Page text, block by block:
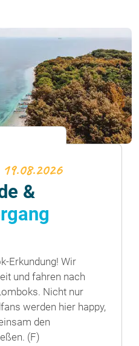
&
Erkundung! Wir
und fahren nach
Nicht nur
werden hier happy,
den
(F)